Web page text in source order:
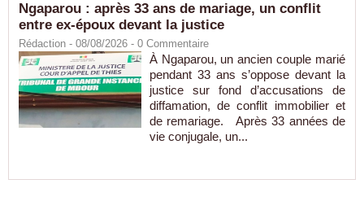
Ngaparou : après 33 ans de mariage, un conflit
entre ex-époux devant la justice
Rédaction - 08/08/2026 - 0 Commentaire
À Ngaparou, un ancien couple marié
pendant 33 ans s’oppose devant la
justice sur fond d’accusations de
diffamation, de conflit immobilier et
de remariage. Après 33 années de
vie conjugale, un...